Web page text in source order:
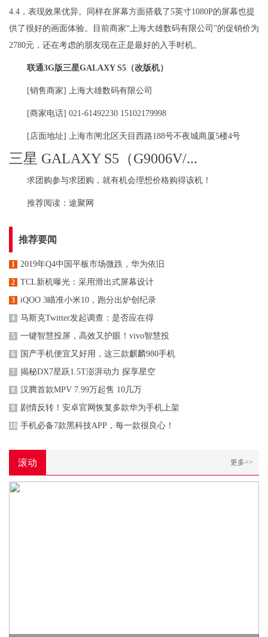
4.4，表现效果优异。同样在屏幕方面搭载了5英寸1080P的屏幕也提
供了很好的画面体验。目前商家“上海大雄数码有限公司”的促销价为
2780元，还在考虑的朋友现在正是最好的入手时机。
联通3G版三星GALAXY S5（改版机）
[销售商家] 上海大雄数码有限公司
[商家电话] 021-61492230 15102179998
[店面地址] 上海市闸北区天目西路188号不夜城商厦5楼4号
三星 GALAXY S5（G9006V/...
求团购参与求团购，就有机会理想价格购得该机！
推荐阅读： 途聚网
推荐要闻
1 2019年Q4中国平板市场微跌，华为依旧
2 TCL新机曝光：采用滑出式屏幕设计
3 iQOO 3瞄准小米10，跑分出炉创纪录
4 马斯克Twitter发起调查：是否应在得
5 一键智慧投屏，高效又护眼！vivo智慧投
6 国产手机便宜又好用，这三款麒麟980手机
7 揭秘DX7星跃1.5T澎湃动力 探享星空
8 汉腾首款MPV 7.99万起售 10几万
9 剧情反转！安卓官网恢复多款华为手机上架
10 手机必备7款黑科技APP，每一款很良心！
滚动 更多>>